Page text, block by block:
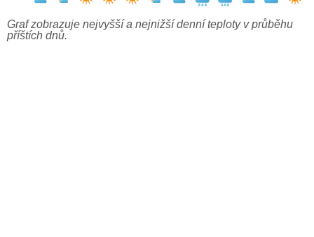
Graf zobrazuje nejvyšší a nejnižší denní teploty v průběhu
příštích dnů.